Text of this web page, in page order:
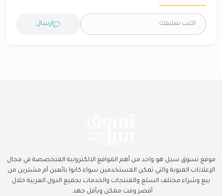
ارسال
موقع تسوق سيل هو واحد من أهم المواقع الالكترونية المتخصصة في مجال
الإعلانات المبوبة والتي تمكن المستخدمين سواء كانوا بائعين أم مشترين من
بيع وشراء مختلف السلع والمنتجات والخدمات بجميع الدول العربية خلال
أقصر وقت ممكن وبأقل جهد .